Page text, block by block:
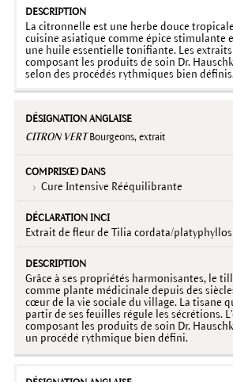
La citronnelle est une herbe douce
cuisine asiatique comme épice stimulante
une huile essentielle tonifiante. Les
composant les produits de soin Dr.
selon des procédés rythmiques bien
CITRON VERTBourgeons, extrait
Cure Intensive Rééquilibrante
Extrait de fleur de Tilia cordata/platyphyllos
Grâce à ses propriétés harmonisantes, le
comme plante médicinale depuis des
cœur de la vie sociale du village. La tisane
partir de ses feuilles régule les sécrétions.
composant les produits de soin Dr.
un procédé rythmique bien défini.